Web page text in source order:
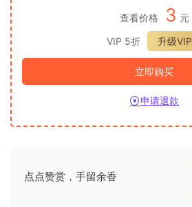
查看价格 3 元
VIP 5折
升级VIP
立即购买
申请退款
点点赞赏，手留余香